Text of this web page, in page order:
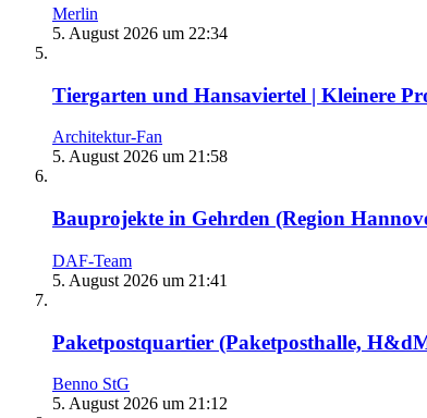
Merlin
5. August 2026 um 22:34
Tiergarten und Hansaviertel | Kleinere
Architektur-Fan
5. August 2026 um 21:58
Bauprojekte in Gehrden (Region
DAF-Team
5. August 2026 um 21:41
Paketpostquartier (Paketposthalle,
Benno StG
5. August 2026 um 21:12